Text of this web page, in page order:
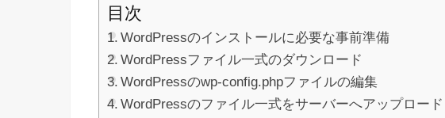
目次
WordPressのインストールに必要な事前準備
WordPressファイル一式のダウンロード
WordPressのwp-config.phpファイルの編集
WordPressのファイル一式をサーバーへアップロード